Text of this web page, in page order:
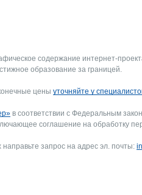
содержание интернет-
образование за границей.
цены уточняйте у
в соответствии с Федеральным
соглашение на обработку
запрос на адрес эл. почты: